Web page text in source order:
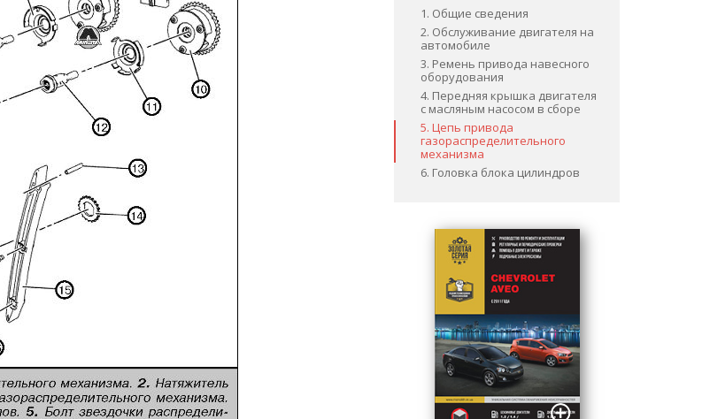
1. Общие сведения
2. Обслуживание двигателя на
автомобиле
3. Ремень привода навесного
оборудования
4. Передняя крышка двигателя
с масляным насосом в сборе
5. Цепь привода
газораспределительного
механизма
6. Головка блока цилиндров